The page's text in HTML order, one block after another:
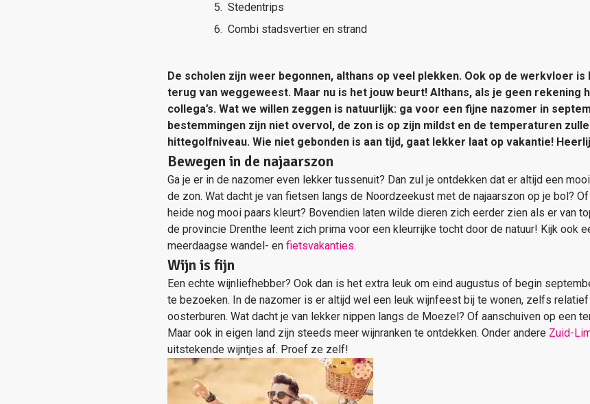
Stedentrips
Combi stadsvertier en strand
De scholen zijn weer begonnen, althans op veel plekken. Ook op de werkvloer
terug van weggeweest. Maar nu is het jouw beurt! Althans, als je geen rekening
collega’s. Wat we willen zeggen is natuurlijk: ga voor een fijne nazomer in
bestemmingen zijn niet overvol, de zon is op zijn mildst en de temperaturen
hittegolfniveau. Wie niet gebonden is aan tijd, gaat lekker laat op vakantie!
Bewegen in de najaarszon
Ga je er in de nazomer even lekker tussenuit? Dan zul je ontdekken dat er altijd een
de zon. Wat dacht je van fietsen langs de Noordzeekust met de najaarszon op je bol?
heide nog mooi paars kleurt? Bovendien laten wilde dieren zich eerder zien als er van
de provincie Drenthe leent zich prima voor een kleurrijke tocht door de natuur! Kijk ook
meerdaagse wandel- en fietsvakanties.
Wijn is fijn
Een echte wijnliefhebber? Ook dan is het extra leuk om eind augustus of begin
te bezoeken. In de nazomer is er altijd wel een leuk wijnfeest bij te wonen, zelfs
oosterburen. Wat dacht je van lekker nippen langs de Moezel? Of aanschuiven op een
Maar ook in eigen land zijn steeds meer wijnranken te ontdekken. Onder andere Zuid-
uitstekende wijntjes af. Proef ze zelf!